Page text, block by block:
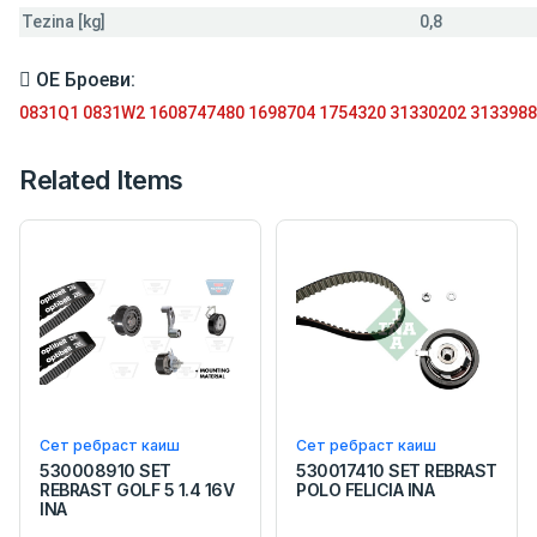
Tezina [kg] 0,8
ОЕ Броеви:
0831Q1 0831W2 1608747480 1698704 1754320 31330202
Related Items
Сет ребраст каиш
530008910 SET
REBRAST GOLF 5 1.4 16V
INA
Сет ребраст каиш
530017410 SET REBRAST
POLO FELICIA INA